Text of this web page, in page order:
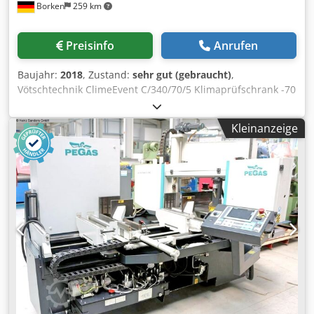
enthaltene Ausrüstung/Einheiten: Radiusabstreifer +
Ausrüstung / Einheiten: Polier- und Schleifeinheiten • Im
Lieferumfang enthaltene Ausrüstung / Einheiten:
Zustand: Sehr guter Zustand, bis zum Verkauf im täglichen
Produktionsbetrieb eingesetzt (laut Angaben des
Verkäufers) • Betriebsstundenzähler: 526.175 verarbeitete
Platten • Betriebsstundenzähler: 351.289 verarbeitete
Laufmeter (Stand: 14.05.2026) • Entspricht einer regulären
Einschichtproduktion
Borken 259 km
Preisinfo Anrufen
Baujahr: 2018, Zustand: sehr gut (gebraucht),
Vötschtechnik ClimeEvent C/340/70/5 Klimaprüfschrank -70
°C bis +180 °C | Baujahr 2018 Beschreibung: Zum Verkauf
steht ein hochwertiger Klimaprüfschrank des Herstellers
Vötschtechnik GmbH, Typ ClimeEvent C/340/70/5, Baujahr
2018. Die Anlage eignet sich für anspruchsvolle
Temperatur- und Klimaprüfungen in Laboren,
Forschungseinrichtungen, Entwicklungsabteilungen und
der industriellen Qualitätssicherung. Durch den großen
Prüfraum, die leistungsstarke Kälteanlage sowie die
präzise Temperatur- und Feuchteregelung eignet sich das
System ideal für Material-, Elektronik- und
Langzeitprüfungen. Die wassergekühlte Ausführung sorgt
für einen zuverlässigen Betrieb auch bei hohen
Leistungsanforderungen. Technische Daten Hersteller:
Vötschtechnik GmbH Typ: ClimeEvent C/340/70/5 Geräteart:
Klimaprüfschrank / Temperaturprüfschrank Baujahr: 2018
Kleinanzeige